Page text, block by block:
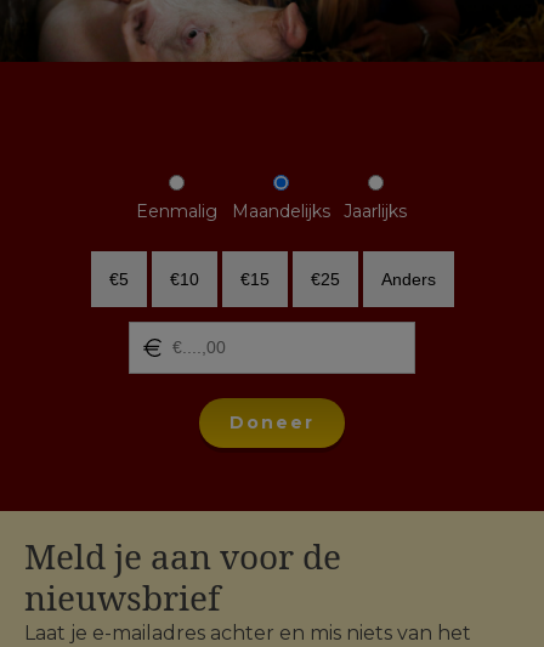
Eenmalig Maandelijks Jaarlijks
€5 €10 €15 €25 Anders
Doneer
Meld je aan voor de
nieuwsbrief
Laat je e-mailadres achter en mis niets van het